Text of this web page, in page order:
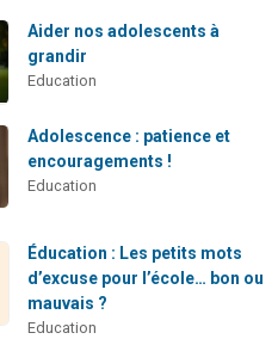
Aider nos adolescents à
grandir
Education
Adolescence : patience et
encouragements !
Education
Éducation : Les petits mots
d’excuse pour l’école… bon ou
mauvais ?
Education